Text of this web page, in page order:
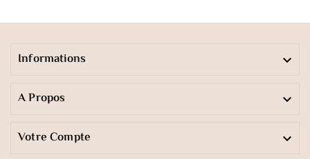
Informations 
A Propos 
Votre Compte 